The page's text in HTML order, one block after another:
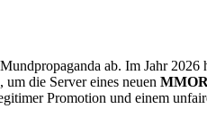
ab. Im Jahr
um die Server eines neuen
Promotion und einem